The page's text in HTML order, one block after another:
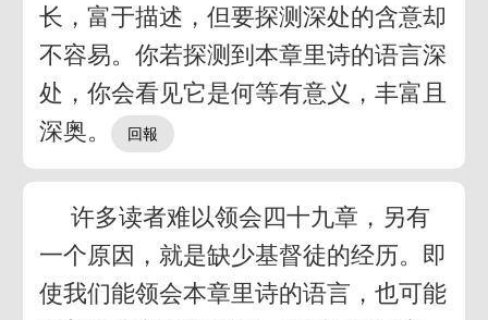
长，富于描述，但要探测深处的含意却
不容易。你若探测到本章里诗的语言深
处，你会看见它是何等有意义，丰富且
深奥。
许多读者难以领会四十九章，另有
一个原因，就是缺少基督徒的经历。即
使我们能领会本章里诗的语言，也可能